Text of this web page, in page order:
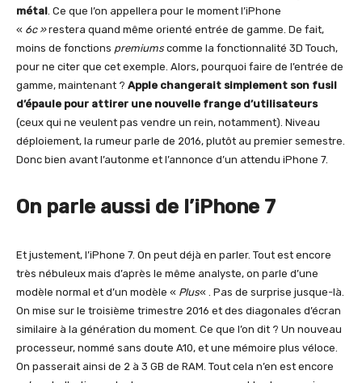
métal. Ce que l’on appellera pour le moment l’iPhone
« 6c »restera quand même orienté entrée de gamme. De fait,
moins de fonctions premiums comme la fonctionnalité 3D Touch,
pour ne citer que cet exemple. Alors, pourquoi faire de l’entrée de
gamme, maintenant ? Apple changerait simplement son fusil
d’épaule pour attirer une nouvelle frange d’utilisateurs
(ceux qui ne veulent pas vendre un rein, notamment). Niveau
déploiement, la rumeur parle de 2016, plutôt au premier semestre.
Donc bien avant l’autonme et l’annonce d’un attendu iPhone 7.
On parle aussi de l’iPhone 7
Et justement, l’iPhone 7. On peut déjà en parler. Tout est encore
très nébuleux mais d’après le même analyste, on parle d’une
modèle normal et d’un modèle « Plus« . Pas de surprise jusque-là.
On mise sur le troisième trimestre 2016 et des diagonales d’écran
similaire à la génération du moment. Ce que l’on dit ? Un nouveau
processeur, nommé sans doute A10, et une mémoire plus véloce.
On passerait ainsi de 2 à 3 GB de RAM. Tout cela n’en est encore